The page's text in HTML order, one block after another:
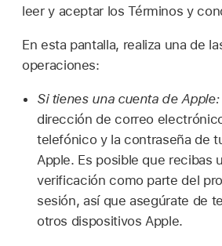
leer y aceptar los Términos y
En esta pantalla, realiza una de
operaciones:
Si tienes una cuenta de Apple:
dirección de correo
telefónico y la contraseña de
Apple. Es posible que recibas
verificación como parte del
sesión, así que asegúrate de
otros dispositivos Apple.